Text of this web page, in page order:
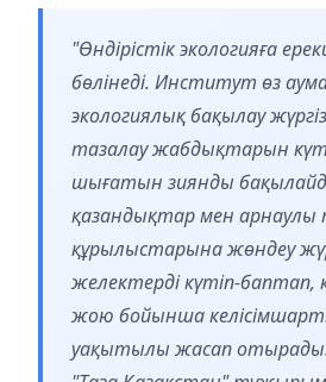
"Өндірістік экологияға
бөлінеді. Институт өз
экологиялық бақылау
тазалау жабдықтарын
шығатын зиянды
қазандықтар мен арнаулы
құрылыстарына жөндеу
желектерді күтіп-
жою бойынша
уақытылы жасап